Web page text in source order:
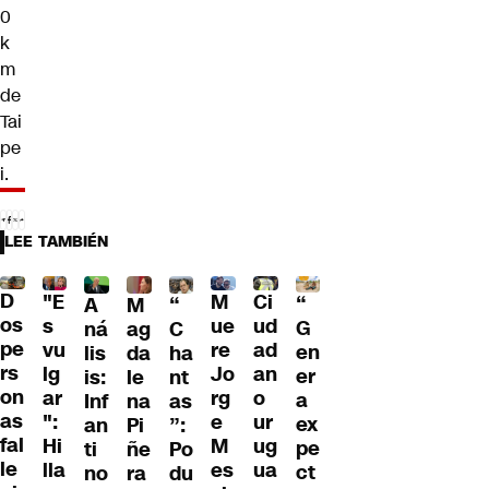
0
k
m
de
Tai
pe
i.
LEE TAMBIÉN
D
os
pe
rs
on
as
fal
le
"E
s
vu
lg
ar
":
Hi
lla
A
ná
lis
is:
Inf
an
ti
no
M
ag
da
le
na
Pi
ñe
ra
“
C
ha
nt
as
”:
Po
du
M
ue
re
Jo
rg
e
M
es
Ci
ud
ad
an
o
ur
ug
ua
“
G
en
er
a
ex
pe
ct